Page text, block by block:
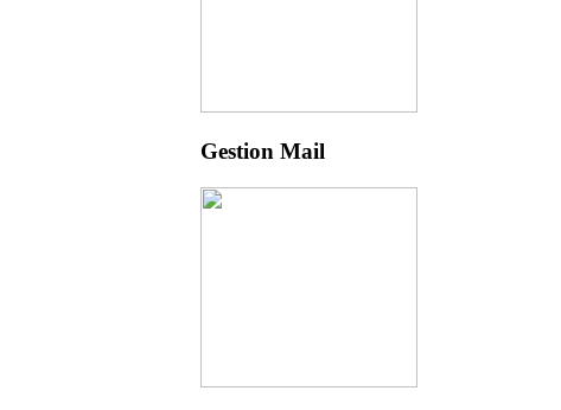
Gestion Mail